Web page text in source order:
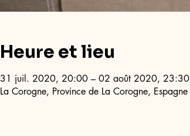
Heure et lieu
31 juil. 2020, 20:00 – 02 août 2020, 23:30
La Corogne, Province de La Corogne, Espagne